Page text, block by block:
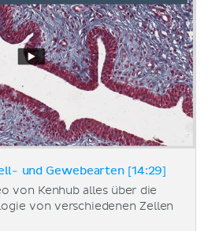
und Gewebearten [14:29]
von Kenhub alles über die
von verschiedenen Zellen